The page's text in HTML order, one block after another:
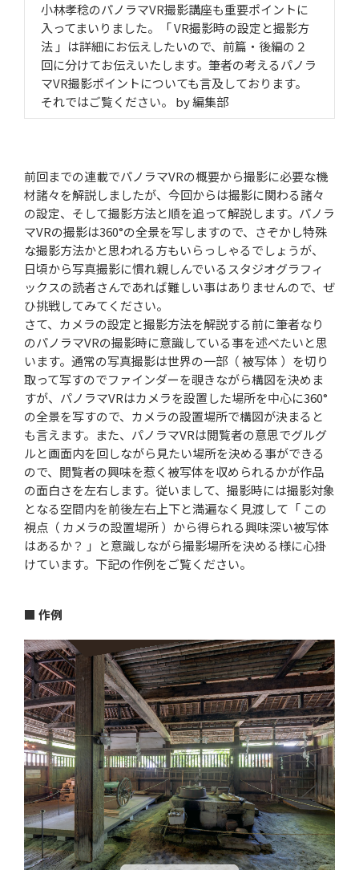
小林孝稔のパノラマVR撮影講座も重要ポイントに
入ってまいりました。「 VR撮影時の設定と撮影方
法 」は詳細にお伝えしたいので、前篇・後編の２
回に分けてお伝えいたします。筆者の考えるパノラ
マVR撮影ポイントについても言及しております。
それではご覧ください。 by 編集部
前回までの連載でパノラマVRの概要から撮影に必要な機
材諸々を解説しましたが、今回からは撮影に関わる諸々
の設定、そして撮影方法と順を追って解説します。パノラ
マVRの撮影は360°の全景を写しますので、さぞかし特殊
な撮影方法かと思われる方もいらっしゃるでしょうが、
日頃から写真撮影に慣れ親しんでいるスタジオグラフィ
ックスの読者さんであれば難しい事はありませんので、ぜ
ひ挑戦してみてください。
さて、カメラの設定と撮影方法を解説する前に筆者なり
のパノラマVRの撮影時に意識している事を述べたいと思
います。通常の写真撮影は世界の一部（ 被写体 ）を切り
取って写すのでファインダーを覗きながら構図を決めま
すが、パノラマVRはカメラを設置した場所を中心に360°
の全景を写すので、カメラの設置場所で構図が決まると
も言えます。また、パノラマVRは閲覧者の意思でグルグ
ルと画面内を回しながら見たい場所を決める事ができる
ので、閲覧者の興味を惹く被写体を収められるかが作品
の面白さを左右します。従いまして、撮影時には撮影対象
となる空間内を前後左右上下と満遍なく見渡して「 この
視点（ カメラの設置場所 ）から得られる興味深い被写体
はあるか？ 」と意識しながら撮影場所を決める様に心掛
けています。下記の作例をご覧ください。
■ 作例